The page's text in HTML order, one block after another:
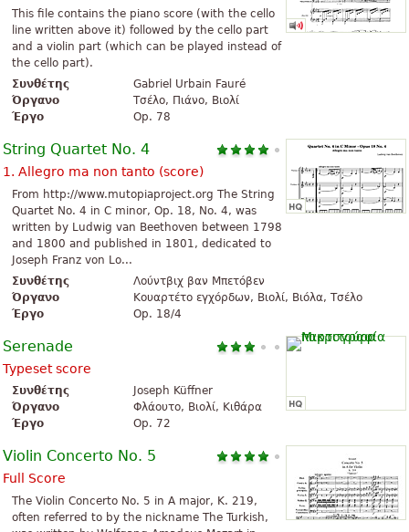
This file contains the piano score (with the cello
line written above it) followed by the cello part
and a violin part (which can be played instead of
the cello part).
Συνθέτης
Gabriel Urbain Fauré
Όργανο
Τσέλο, Πιάνο, Βιολί
Έργο
Op. 78
String Quartet No. 4
1. Allegro ma non tanto (score)
From http://www.mutopiaproject.org The String
Quartet No. 4 in C minor, Op. 18, No. 4, was
written by Ludwig van Beethoven between 1798
and 1800 and published in 1801, dedicated to
Joseph Franz von Lo...
Συνθέτης
Λούντβιχ βαν Μπετόβεν
Όργανο
Κουαρτέτο εγχόρδων, Βιολί, Βιόλα, Τσέλο
Έργο
Op. 18/4
Serenade
Typeset score
Συνθέτης
Joseph Küffner
Όργανο
Φλάουτο, Βιολί, Κιθάρα
Έργο
Op. 72
Violin Concerto No. 5
Full Score
The Violin Concerto No. 5 in A major, K. 219,
often referred to by the nickname The Turkish,